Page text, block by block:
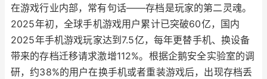
在游戏行业内部，常有句话——存档是玩家的第二灵魂。
2025年初，全球手机游戏用户累计已突破60亿，国内
2025年手机游戏玩家达到7.5亿，每年更替手机、换设备
带来的存档迁移请求激增112%。根据企鹅安全实验室的调
研，约38%的用户在换手机或者重装游戏后，出现存档丢